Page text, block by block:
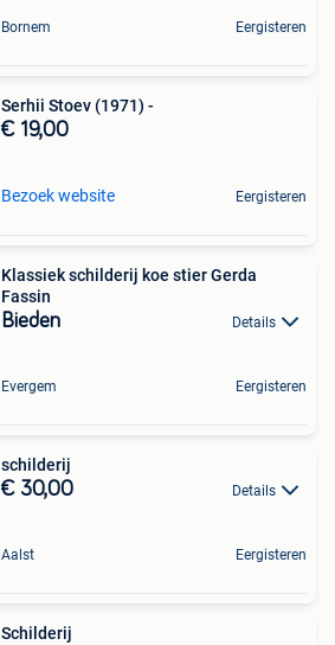
Bornem Eergisteren
Serhii Stoev (1971) -
€ 19,00
Bezoek website Eergisteren
Klassiek schilderij koe stier Gerda
Fassin
Bieden Details
Evergem Eergisteren
schilderij
€ 30,00 Details
Aalst Eergisteren
Schilderij